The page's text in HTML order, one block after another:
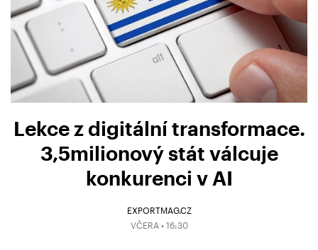
Lekce z digitální transformace.
3,5milionový stát válcuje
konkurenci v AI
EXPORTMAG.CZ
VČERA • 16:30